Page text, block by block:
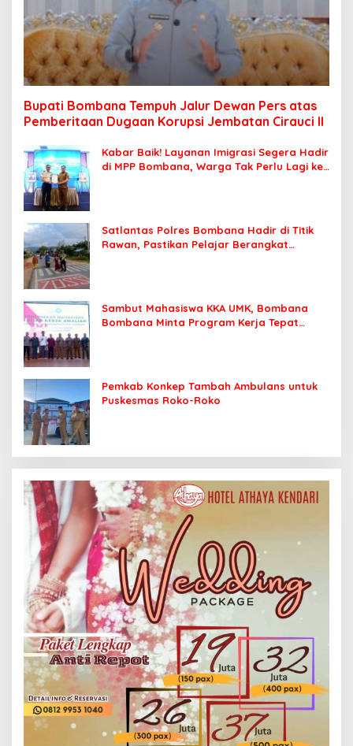
Bupati Bombana Tempuh Jalur Dewan Pers atas
Pemberitaan Dugaan Korupsi Jembatan Cirauci II
Kabar Baik! Layanan Imigrasi Segera Hadir
di MPP Bombana, Warga Tak Perlu Lagi ke
Satlantas Polres Bombana Hadir di Titik
Rawan, Pastikan Pelajar Berangkat
Sambut Mahasiswa KKA UMK, Bombana
Bombana Minta Program Kerja Tepat
Pemkab Konkep Tambah Ambulans untuk
Puskesmas Roko-Roko